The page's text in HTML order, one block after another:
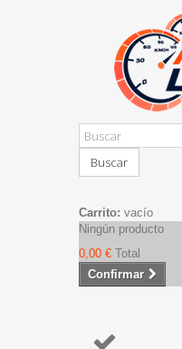
Buscar
Carrito: vacío
Ningún producto
0,00 € Total
Confirmar